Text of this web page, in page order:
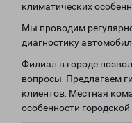
климатических
Мы проводим
диагностику
Филиал в городе
вопросы. Предлагаем
клиентов. Местная
особенности городской